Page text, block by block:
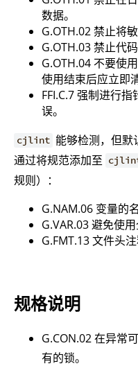
数据。
G.OTH.02 禁止将
G.OTH.03 禁止代
G.OTH.04 不要使
使用结束后应立即
FFI.C.7 强制进行
误。
cjlint 能够检测，但默
通过将规范添加至
规则）：
G.NAM.06 变量的
G.VAR.03 避免使用
G.FMT.13 文件头
规格说明
G.CON.02 在异常
有的锁。